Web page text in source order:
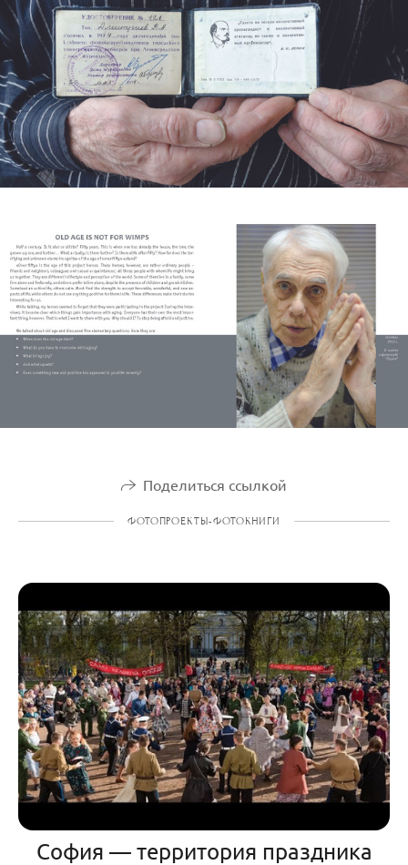
Поделиться ссылкой
ФОТОПРОЕКТЫ-ФОТОКНИГИ
София — территория праздника